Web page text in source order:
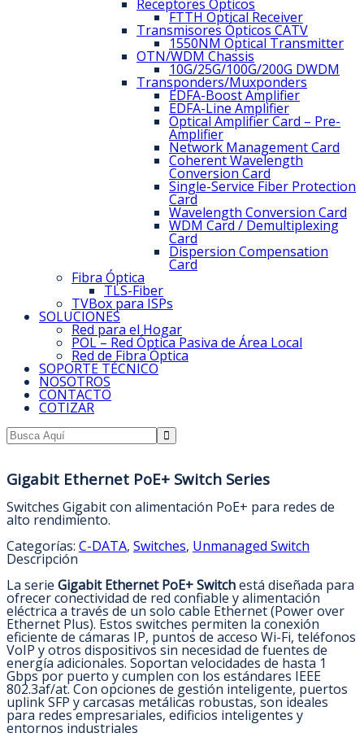
Receptores Ópticos
FTTH Optical Receiver
Transmisores Ópticos CATV
1550NM Optical Transmitter
OTN/WDM Chassis
10G/25G/100G/200G DWDM
Transponders/Muxponders
EDFA-Boost Amplifier
EDFA-Line Amplifier
Optical Amplifier Card – Pre-
Amplifier
Network Management Card
Coherent Wavelength
Conversion Card
Single-Service Fiber Protection
Card
Wavelength Conversion Card
WDM Card / Demultiplexing
Card
Dispersion Compensation
Card
Fibra Óptica
TLS-Fiber
TVBox para ISPs
SOLUCIONES
Red para el Hogar
POL – Red Óptica Pasiva de Área Local
Red de Fibra Óptica
SOPORTE TÉCNICO
NOSOTROS
CONTACTO
COTIZAR
Gigabit Ethernet PoE+ Switch Series
Switches Gigabit con alimentación PoE+ para redes de
alto rendimiento.
Categorías: C-DATA, Switches, Unmanaged Switch
Descripción
La serie Gigabit Ethernet PoE+ Switchestá diseñada para
ofrecer conectividad de red confiable y alimentación
eléctrica a través de un solo cable Ethernet (Power over
Ethernet Plus). Estos switches permiten la conexión
eficiente de cámaras IP, puntos de acceso Wi-Fi, teléfonos
VoIP y otros dispositivos sin necesidad de fuentes de
energía adicionales. Soportan velocidades de hasta 1
Gbps por puerto y cumplen con los estándares IEEE
802.3af/at. Con opciones de gestión inteligente, puertos
uplink SFP y carcasas metálicas robustas, son ideales
para redes empresariales, edificios inteligentes y
entornos industriales